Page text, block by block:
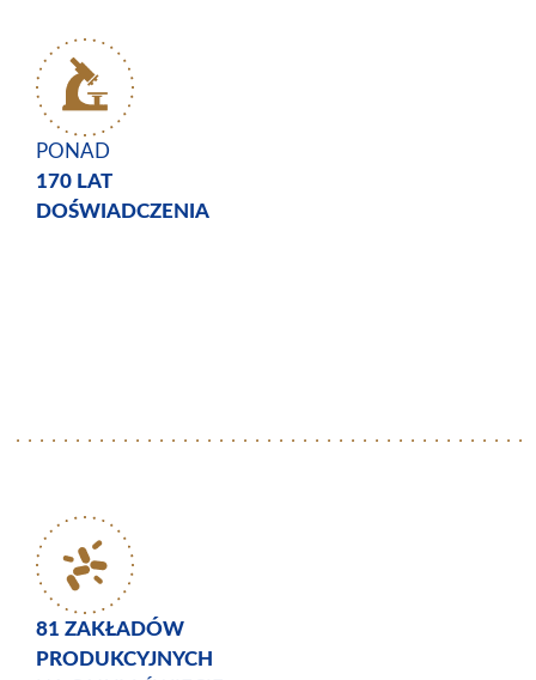
PONAD
170 LAT
DOŚWIADCZENIA
81 ZAKŁADÓW
PRODUKCYJNYCH